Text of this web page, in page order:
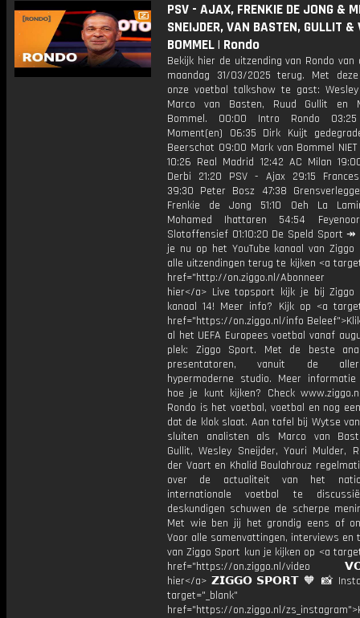
PSV - AJAX, FRENKIE DE JONG &
SNEIJDER, VAN BASTEN, GULLIT &
BOMMEL | Rondo
Bekijk hier de uitzending van Rondo van
maandag 31/03/2025 terug. Met
onze voetbal talkshow te gast:
Marco van Basten, Ruud Gullit en
Bommel. 00:00 Intro Rondo
Moment(en) 06:35 Dirk Kuijt
Beerschot 09:00 Mark van Bommel NIET
10:26 Real Madrid 12:42 AC Milan
Derbi 21:20 PSV - Ajax 29:15
39:30 Peter Bosz 47:38
Frenkie de Jong 51:10 Oeh La
Mohamed Ihattaren 54:54
Slotoffensief 01:10:20 De Speld Sport ↠
je nu op het YouTube kanaal van
alle uitzendingen terug te kijken <a
href="http://on.ziggo.nl/
hier</a> Live topsport kijk je bij
kanaal 14! Meer info? Kijk op <a
href="https://on.ziggo.nl/info
al het UEFA Europees voetbal vanaf
plek: Ziggo Sport. Met de beste
presentatoren, vanuit de
hypermoderne studio. Meer
hoe je kunt kijken? Check
Rondo is het voetbal, voetbal en nog
dat de klok slaat. Aan tafel bij Wytse
sluiten analisten als Marco van
Gullit, Wesley Sneijder, Youri Mulder,
der Vaart en Khalid Boulahrouz
over de actualiteit van het
internationale voetbal te
deskundigen schuwen de scherpe
Met wie ben jij het grondig eens of
Voor alle samenvattingen, interviews en
van Ziggo Sport kun je kijken op <a
href="https://on.ziggo.nl/video
hier</a> 𝗭𝗜𝗚𝗚𝗢 𝗦𝗣𝗢𝗥𝗧 🧡 📸
target="_blank"
href="https://on.ziggo.nl/